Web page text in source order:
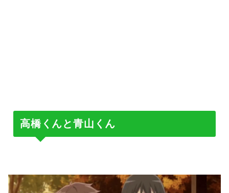
高橋くんと青山くん